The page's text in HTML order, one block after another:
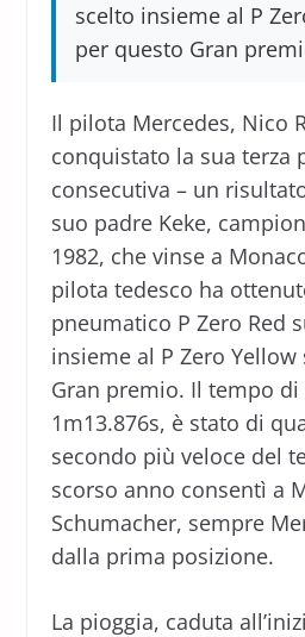
scelto insieme al P
per questo Gran
Il pilota Mercedes, Nico
conquistato la sua terza
consecutiva – un
suo padre Keke,
1982, che vinse a
pilota tedesco ha
pneumatico P Zero Red
insieme al P Zero
Gran premio. Il tempo di
1m13.876s, è stato di
secondo più veloce del
scorso anno consentì a
Schumacher, sempre
dalla prima posizione.
La pioggia, caduta